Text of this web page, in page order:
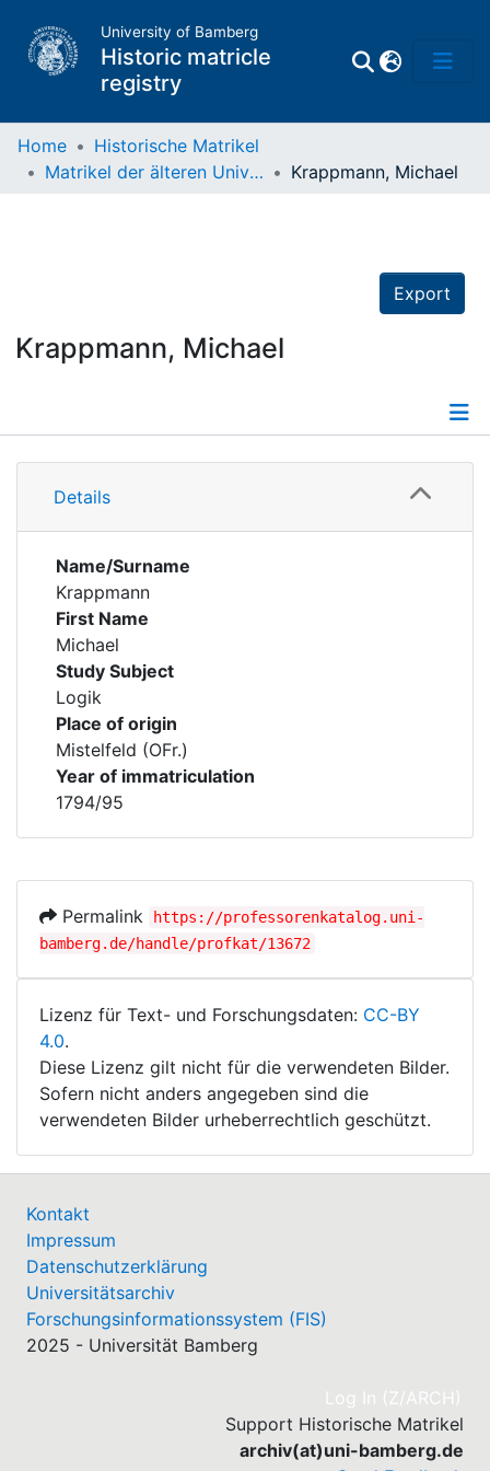
University of Bamberg
Historic matricle
registry
Home
Historische Matrikel
Matrikel der älteren Universität
Krappmann, Michael
Export
Krappmann, Michael
Details
Details
Name/Surname
Krappmann
First Name
Michael
Study Subject
Logik
Place of origin
Mistelfeld (OFr.)
Year of immatriculation
1794/95
Permalink
https://professorenkatalog.uni-
bamberg.de/handle/profkat/13672
Lizenz für Text- und Forschungsdaten: CC-BY
4.0.
Diese Lizenz gilt nicht für die verwendeten Bilder.
Sofern nicht anders angegeben sind die
verwendeten Bilder urheberrechtlich geschützt.
Kontakt
Impressum
Datenschutzerklärung
Universitätsarchiv
Forschungsinformationssystem (FIS)
2025 - Universität Bamberg
Log In (Z/ARCH)
Support Historische Matrikel
archiv(at)uni-bamberg.de